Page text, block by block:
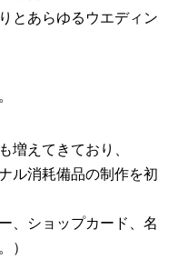
とあらゆる ウエディン
増えてきており、
ル消耗備品の制作を初
、ショップカード、名
）